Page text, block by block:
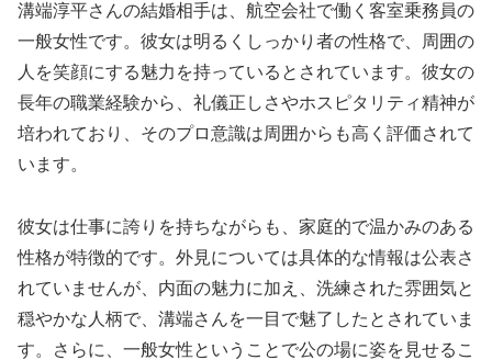
溝端淳平さんの結婚相手は、航空会社で働く客室乗務員の
一般女性です。彼女は明るくしっかり者の性格で、周囲の
人を笑顔にする魅力を持っているとされています。彼女の
長年の職業経験から、礼儀正しさやホスピタリティ精神が
培われており、そのプロ意識は周囲からも高く評価されて
います。
彼女は仕事に誇りを持ちながらも、家庭的で温かみのある
性格が特徴的です。外見については具体的な情報は公表さ
れていませんが、内面の魅力に加え、洗練された雰囲気と
穏やかな人柄で、溝端さんを一目で魅了したとされていま
す。さらに、一般女性ということで公の場に姿を見せるこ